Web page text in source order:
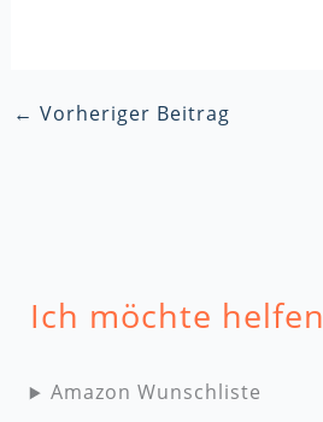
← Vorheriger Beitrag
Ich möchte helfen
Amazon Wunschliste